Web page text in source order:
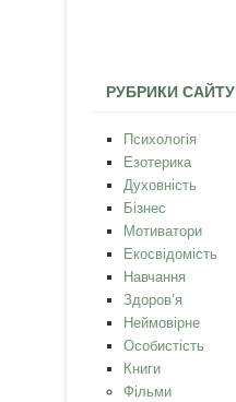
РУБРИКИ САЙТУ
Психологія
Езотерика
Духовність
Бізнес
Мотиватори
Екосвідомість
Навчання
Здоров’я
Неймовірне
Особистість
Книги
Фільми